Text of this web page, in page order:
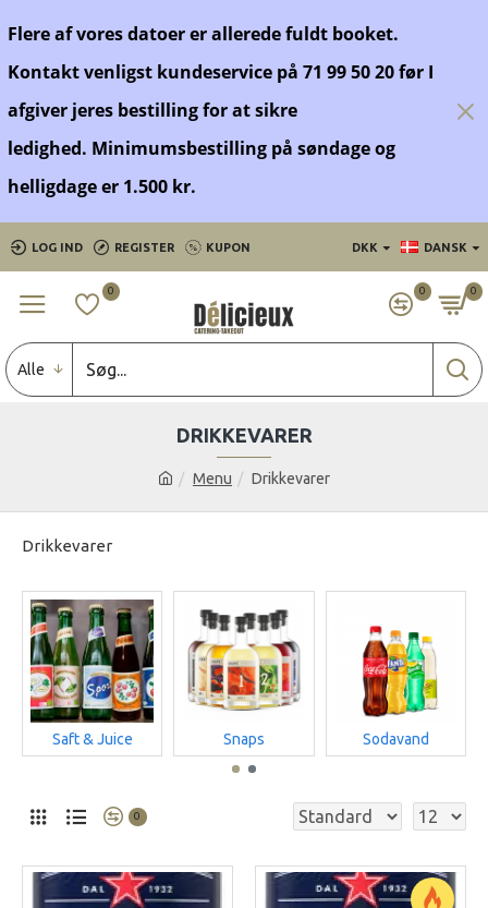
Flere af vores datoer er allerede fuldt booket.
Kontakt venligst kundeservice på 71 99 50 20 før I
afgiver jeres bestilling for at sikre
ledighed. Minimumsbestilling på søndage og
helligdage er 1.500 kr.
LOG IND REGISTER KUPON DKK DANSK
0 0 0
Alle
Menu Drikkevarer
DRIKKEVARER
Drikkevarer
Saft & Juice Snaps Sodavand
0